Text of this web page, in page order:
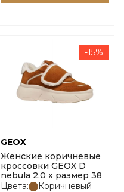
-15%
GEOX
Женские коричневые
кроссовки GEOX D
nebula 2.0 x размер 38
Цвета:
Коричневый